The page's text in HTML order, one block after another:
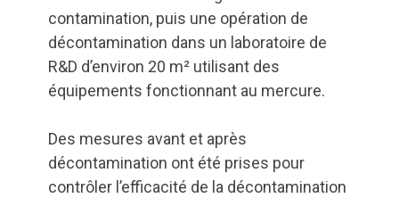
contamination, puis une opération de
décontamination dans un laboratoire de
R&D d’environ 20 m² utilisant des
équipements fonctionnant au mercure.
Des mesures avant et après
décontamination ont été prises pour
contrôler l’efficacité de la décontamination